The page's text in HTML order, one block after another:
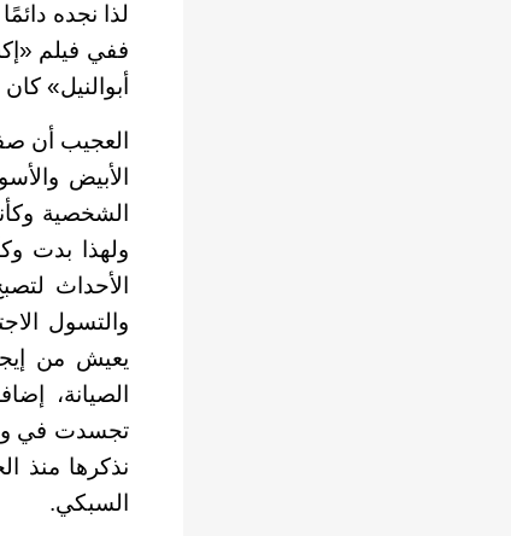
لذا نجده
ففي فيلم
أبوالنيل»
العجيب أن
الأبيض
الشخصية
ولهذا بدت
الأحداث
والتسول
يعيش من
الصيانة،
تجسدت في
نذكرها منذ
السبكي.